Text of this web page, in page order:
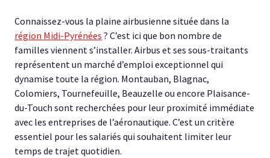
Connaissez-vous la plaine airbusienne située dans la
région Midi-Pyrénées ? C’est ici que bon nombre de
familles viennent s’installer. Airbus et ses sous-traitants
représentent un marché d’emploi exceptionnel qui
dynamise toute la région. Montauban, Blagnac,
Colomiers, Tournefeuille, Beauzelle ou encore Plaisance-
du-Touch sont recherchées pour leur proximité immédiate
avec les entreprises de l’aéronautique. C’est un critère
essentiel pour les salariés qui souhaitent limiter leur
temps de trajet quotidien.